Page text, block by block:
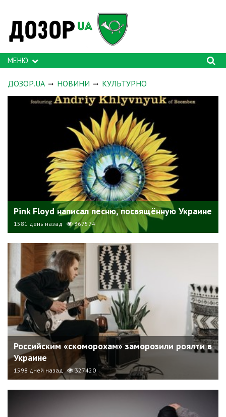
МЕНЮ
ДОЗОР.UA НОВИНИ КУЛЬТУРНО
Pink Floyd написал песню, посвящённую Украине
1581 день назад 367574
Российским «скоморохам» заморозили роялти в
Украине
1598 дней назад 327420